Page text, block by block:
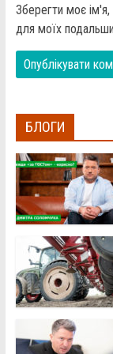
Зберегти моє
для моїх
БЛОГИ